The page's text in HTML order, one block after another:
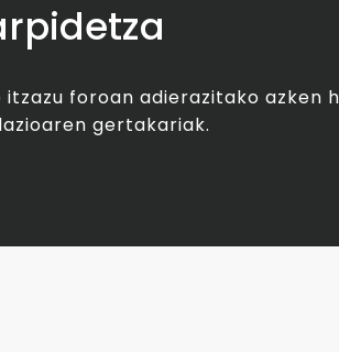
itzazu foroan adierazitako azken
gertakariak.